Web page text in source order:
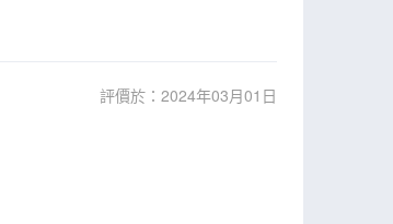
評價於：2024年03月01日